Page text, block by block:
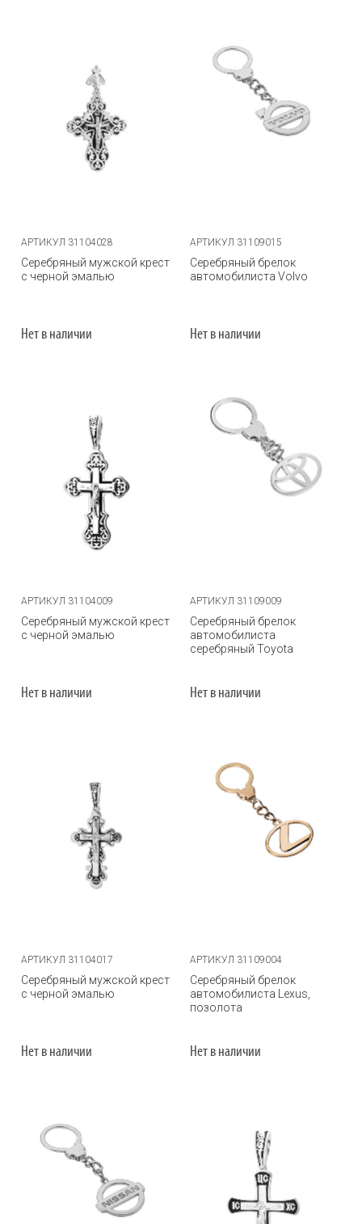
АРТИКУЛ 31104028
Серебряный мужской крест
с черной эмалью
Нет в наличии
АРТИКУЛ 31109015
Серебряный брелок
автомобилиста Volvo
Нет в наличии
АРТИКУЛ 31104009
Серебряный мужской крест
с черной эмалью
Нет в наличии
АРТИКУЛ 31109009
Серебряный брелок
автомобилиста
серебряный Toyota
Нет в наличии
АРТИКУЛ 31104017
Серебряный мужской крест
с черной эмалью
Нет в наличии
АРТИКУЛ 31109004
Серебряный брелок
автомобилиста Lexus,
позолота
Нет в наличии